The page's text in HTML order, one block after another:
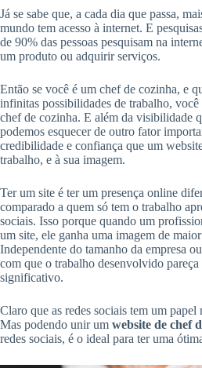
Já se sabe que, a cada dia que passa,
mundo tem acesso à internet. E
de 90% das pessoas pesquisam na
um produto ou adquirir serviços.
Então se você é um chef de cozinha, e
infinitas possibilidades de trabalho, você
chef de cozinha. E além da visibilidade
podemos esquecer de outro fator
credibilidade e confiança que um
trabalho, e à sua imagem.
Ter um site é ter um presença online
comparado a quem só tem o trabalho
sociais. Isso porque quando um
um site, ele ganha uma imagem de
Independente do tamanho da empresa
com que o trabalho desenvolvido
significativo.
Claro que as redes sociais tem um
Mas podendo unir um website de chef
redes sociais, é o ideal para ter uma